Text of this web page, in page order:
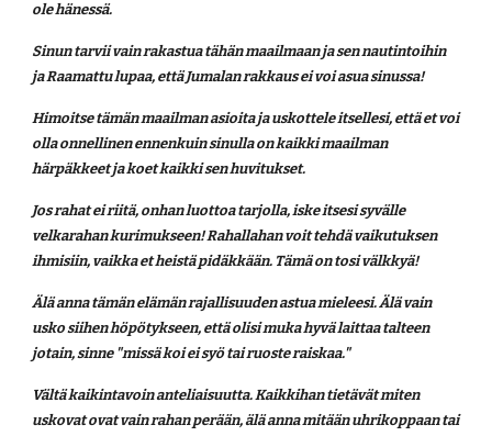
ole hänessä.
Sinun tarvii vain rakastua tähän maailmaan ja sen nautintoihin
ja Raamattu lupaa, että Jumalan rakkaus ei voi asua sinussa!
Himoitse tämän maailman asioita ja uskottele itsellesi, että et voi
olla onnellinen ennenkuin sinulla on kaikki maailman
härpäkkeet ja koet kaikki sen huvitukset.
Jos rahat ei riitä, onhan luottoa tarjolla, iske itsesi syvälle
velkarahan kurimukseen! Rahallahan voit tehdä vaikutuksen
ihmisiin, vaikka et heistä pidäkkään. Tämä on tosi välkkyä!
Älä anna tämän elämän rajallisuuden astua mieleesi. Älä vain
usko siihen höpötykseen, että olisi muka hyvä laittaa talteen
jotain, sinne "missä koi ei syö tai ruoste raiskaa."
Vältä kaikintavoin anteliaisuutta. Kaikkihan tietävät miten
uskovat ovat vain rahan perään, älä anna mitään uhrikoppaan tai